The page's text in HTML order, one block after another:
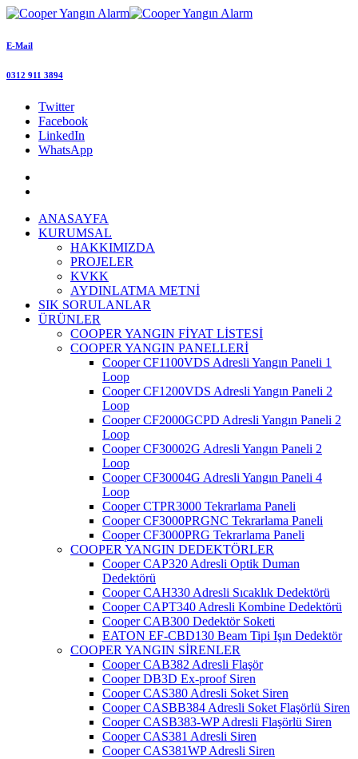
E-Mail
0312 911 3894
Twitter
Facebook
LinkedIn
WhatsApp
ANASAYFA
KURUMSAL
HAKKIMIZDA
PROJELER
KVKK
AYDINLATMA METNİ
SIK SORULANLAR
ÜRÜNLER
COOPER YANGIN FİYAT LİSTESİ
COOPER YANGIN PANELLERİ
Cooper CF1100VDS Adresli Yangın Paneli 1
Loop
Cooper CF1200VDS Adresli Yangın Paneli 2
Loop
Cooper CF2000GCPD Adresli Yangın Paneli 2
Loop
Cooper CF30002G Adresli Yangın Paneli 2
Loop
Cooper CF30004G Adresli Yangın Paneli 4
Loop
Cooper CTPR3000 Tekrarlama Paneli
Cooper CF3000PRGNC Tekrarlama Paneli
Cooper CF3000PRG Tekrarlama Paneli
COOPER YANGIN DEDEKTÖRLER
Cooper CAP320 Adresli Optik Duman
Dedektörü
Cooper CAH330 Adresli Sıcaklık Dedektörü
Cooper CAPT340 Adresli Kombine Dedektörü
Cooper CAB300 Dedektör Soketi
EATON EF-CBD130 Beam Tipi Işın Dedektör
COOPER YANGIN SİRENLER
Cooper CAB382 Adresli Flaşör
Cooper DB3D Ex-proof Siren
Cooper CAS380 Adresli Soket Siren
Cooper CASBB384 Adresli Soket Flaşörlü Siren
Cooper CASB383-WP Adresli Flaşörlü Siren
Cooper CAS381 Adresli Siren
Cooper CAS381WP Adresli Siren